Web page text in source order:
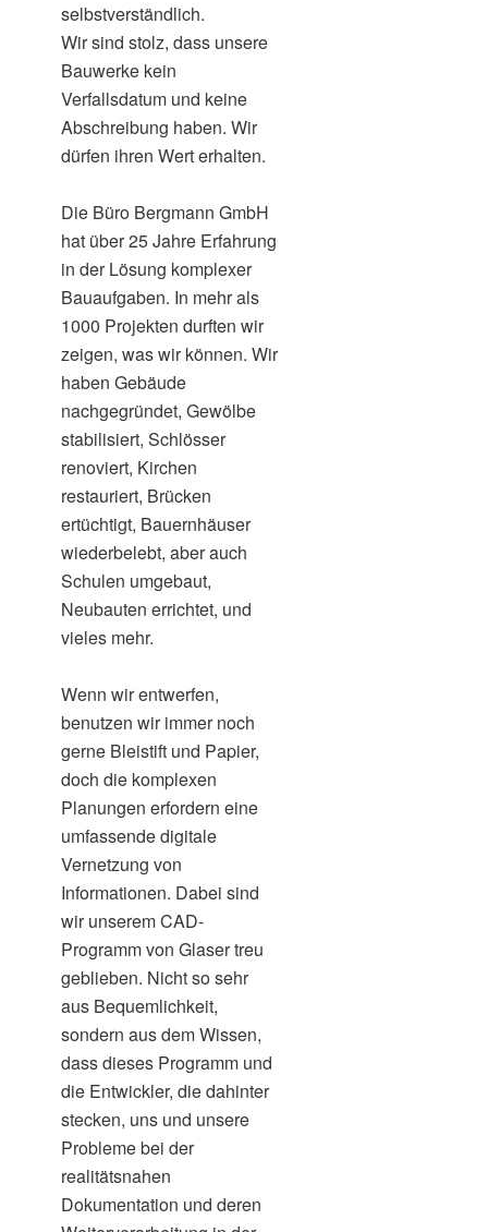
selbstverständlich.
Wir sind stolz, dass unsere
Bauwerke kein
Verfallsdatum und keine
Abschreibung haben. Wir
dürfen ihren Wert erhalten.
Die Büro Bergmann GmbH
hat über 25 Jahre Erfahrung
in der Lösung komplexer
Bauaufgaben. In mehr als
1000 Projekten durften wir
zeigen, was wir können. Wir
haben Gebäude
nachgegründet, Gewölbe
stabilisiert, Schlösser
renoviert, Kirchen
restauriert, Brücken
ertüchtigt, Bauernhäuser
wiederbelebt, aber auch
Schulen umgebaut,
Neubauten errichtet, und
vieles mehr.
Wenn wir entwerfen,
benutzen wir immer noch
gerne Bleistift und Papier,
doch die komplexen
Planungen erfordern eine
umfassende digitale
Vernetzung von
Informationen. Dabei sind
wir unserem CAD-
Programm von Glaser treu
geblieben. Nicht so sehr
aus Bequemlichkeit,
sondern aus dem Wissen,
dass dieses Programm und
die Entwickler, die dahinter
stecken, uns und unsere
Probleme bei der
realitätsnahen
Dokumentation und deren